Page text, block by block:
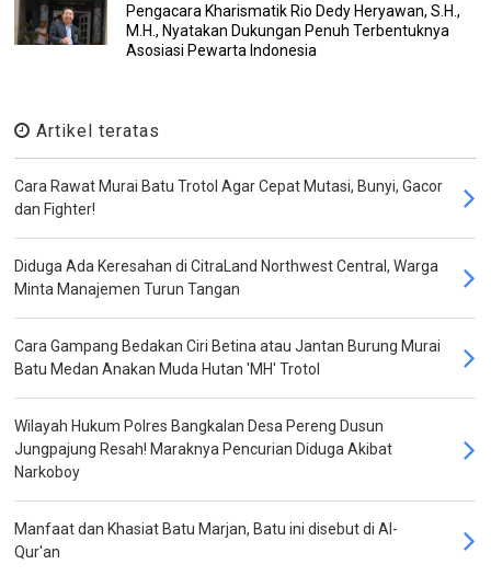
Pengacara Kharismatik Rio Dedy Heryawan, S.H.,
M.H., Nyatakan Dukungan Penuh Terbentuknya
Asosiasi Pewarta Indonesia
Artikel teratas
Cara Rawat Murai Batu Trotol Agar Cepat Mutasi, Bunyi, Gacor
dan Fighter!
Diduga Ada Keresahan di CitraLand Northwest Central, Warga
Minta Manajemen Turun Tangan
Cara Gampang Bedakan Ciri Betina atau Jantan Burung Murai
Batu Medan Anakan Muda Hutan 'MH' Trotol
Wilayah Hukum Polres Bangkalan Desa Pereng Dusun
Jungpajung Resah! Maraknya Pencurian Diduga Akibat
Narkoboy
Manfaat dan Khasiat Batu Marjan, Batu ini disebut di Al-
Qur'an